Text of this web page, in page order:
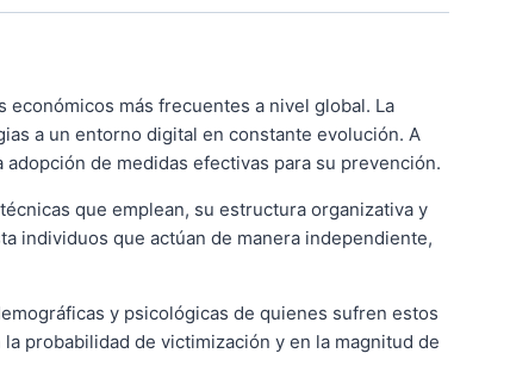
más frecuentes a nivel global. La
a un entorno digital en constante evolución. A
de medidas efectivas para su prevención.
que emplean, su estructura organizativa y
individuos que actúan de manera independiente,
y psicológicas de quienes sufren estos
probabilidad de victimización y en la magnitud de